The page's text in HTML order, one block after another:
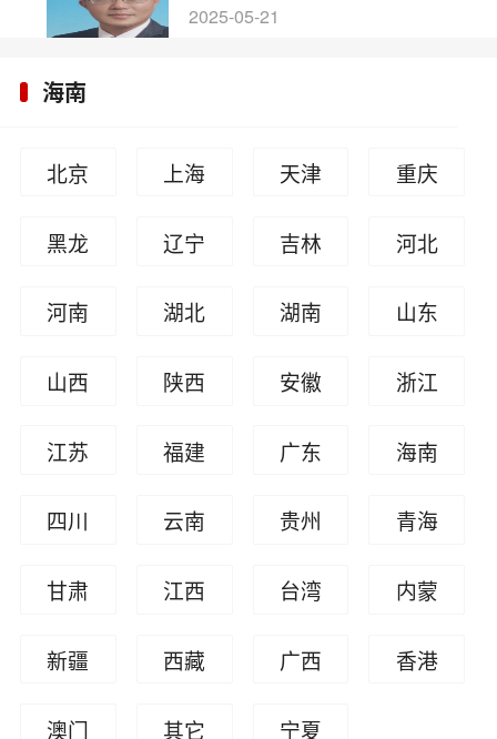
2025-05-21
海南
北京 上海 天津 重庆
黑龙
辽宁 吉林 河北
河南 湖北 湖南 山东
山西 陕西 安徽 浙江
江苏 福建 广东 海南
四川 云南 贵州 青海
甘肃 江西 台湾
内蒙
新疆 西藏 广西 香港
澳门 其它 宁夏